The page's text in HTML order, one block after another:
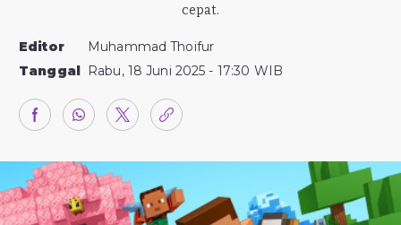
cepat.
Editor
Muhammad Thoifur
Tanggal Rabu, 18 Juni 2025 - 17:30 WIB